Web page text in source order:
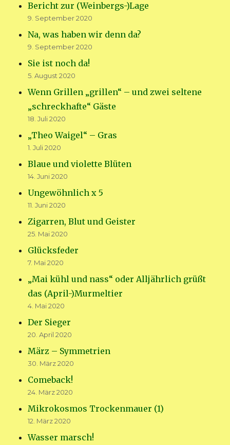
Bericht zur (Weinbergs-)Lage
9. September 2020
Na, was haben wir denn da?
9. September 2020
Sie ist noch da!
5. August 2020
Wenn Grillen „grillen“ – und zwei seltene
„schreckhafte“ Gäste
18. Juli 2020
„Theo Waigel“ – Gras
1. Juli 2020
Blaue und violette Blüten
14. Juni 2020
Ungewöhnlich x 5
11. Juni 2020
Zigarren, Blut und Geister
25. Mai 2020
Glücksfeder
7. Mai 2020
„Mai kühl und nass“ oder Alljährlich grüßt
das (April-)Murmeltier
4. Mai 2020
Der Sieger
20. April 2020
März – Symmetrien
30. März 2020
Comeback!
24. März 2020
Mikrokosmos Trockenmauer (1)
12. März 2020
Wasser marsch!